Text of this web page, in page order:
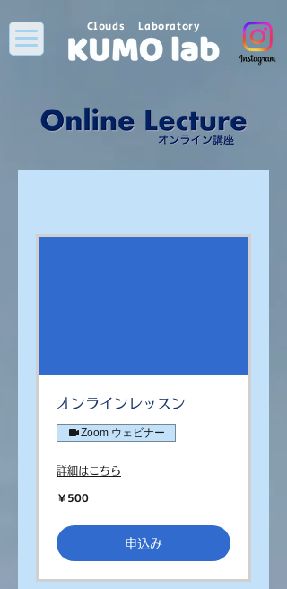
Clouds Laboratory
オンラインレッスン
Zoom ウェビナー
詳細はこちら
500
￥500
申込み